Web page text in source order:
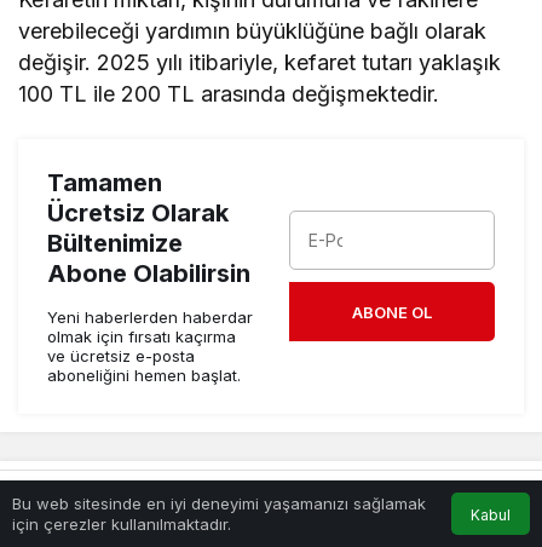
verebileceği yardımın büyüklüğüne bağlı olarak
değişir. 2025 yılı itibariyle, kefaret tutarı yaklaşık
100 TL ile 200 TL arasında değişmektedir.
Tamamen
Ücretsiz Olarak
Bültenimize
Abone Olabilirsin
Yeni haberlerden haberdar
olmak için fırsatı kaçırma
ve ücretsiz e-posta
aboneliğini hemen başlat.
ABONE OL
Benzer Haberler
Bu web sitesinde en iyi deneyimi yaşamanızı sağlamak
için çerezler kullanılmaktadır.
Kabul
Anasayfa